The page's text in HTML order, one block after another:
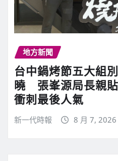
地方新聞
台中鍋烤節五大組
曉 張峯源局長親
衝刺最後人氣
新一代時報 8 月 7, 2026